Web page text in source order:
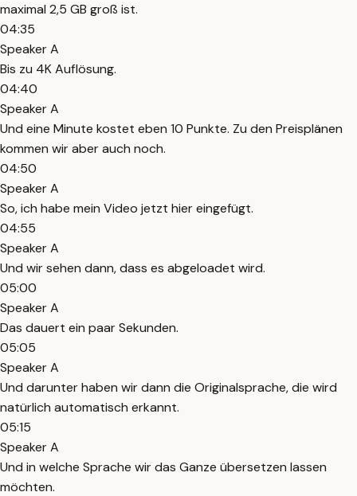
maximal 2,5 GB groß ist.
04:35
Speaker A
Bis zu 4K Auflösung.
04:40
Speaker A
Und eine Minute kostet eben 10 Punkte. Zu den Preisplänen
kommen wir aber auch noch.
04:50
Speaker A
So, ich habe mein Video jetzt hier eingefügt.
04:55
Speaker A
Und wir sehen dann, dass es abgeloadet wird.
05:00
Speaker A
Das dauert ein paar Sekunden.
05:05
Speaker A
Und darunter haben wir dann die Originalsprache, die wird
natürlich automatisch erkannt.
05:15
Speaker A
Und in welche Sprache wir das Ganze übersetzen lassen
möchten.